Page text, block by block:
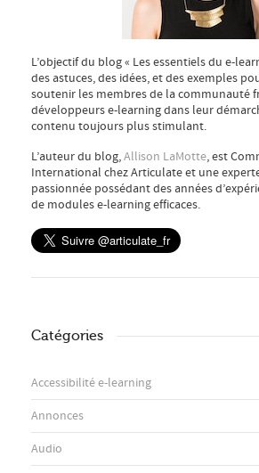
L’objectif du blog « Les essentiels du e-
des astuces, des idées, et des exemples
soutenir les membres de la communauté
développeurs e-learning dans leur
contenu toujours plus stimulant.
L’auteur du blog,Allison LaMotte, est
International chez Articulate et une
passionnée possédant des années
de modules e-learning efficaces.
Catégories
Accessibilité e-learning
Annonces
Audio